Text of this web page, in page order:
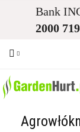
Bank
2000